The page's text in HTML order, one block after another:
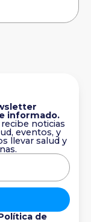
informado.
noticias
eventos, y
llevar salud y
de